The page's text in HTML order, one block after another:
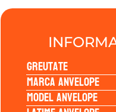
245/65R17
107S
Greutate
Marca anvelope
Model anvelope